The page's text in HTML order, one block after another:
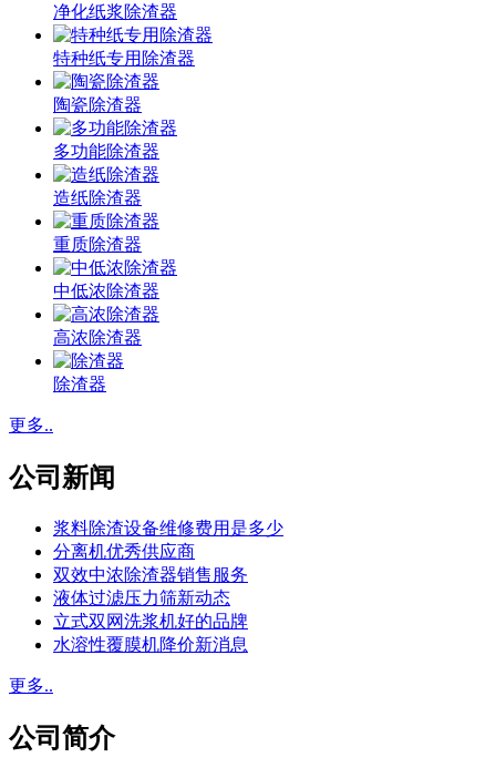
净化纸浆除渣器
特种纸专用除渣器
陶瓷除渣器
多功能除渣器
造纸除渣器
重质除渣器
中低浓除渣器
高浓除渣器
除渣器
更多..
公司新闻
浆料除渣设备维修费用是多少
分离机优秀供应商
双效中浓除渣器销售服务
液体过滤压力筛新动态
立式双网洗浆机好的品牌
水溶性覆膜机降价新消息
更多..
公司简介